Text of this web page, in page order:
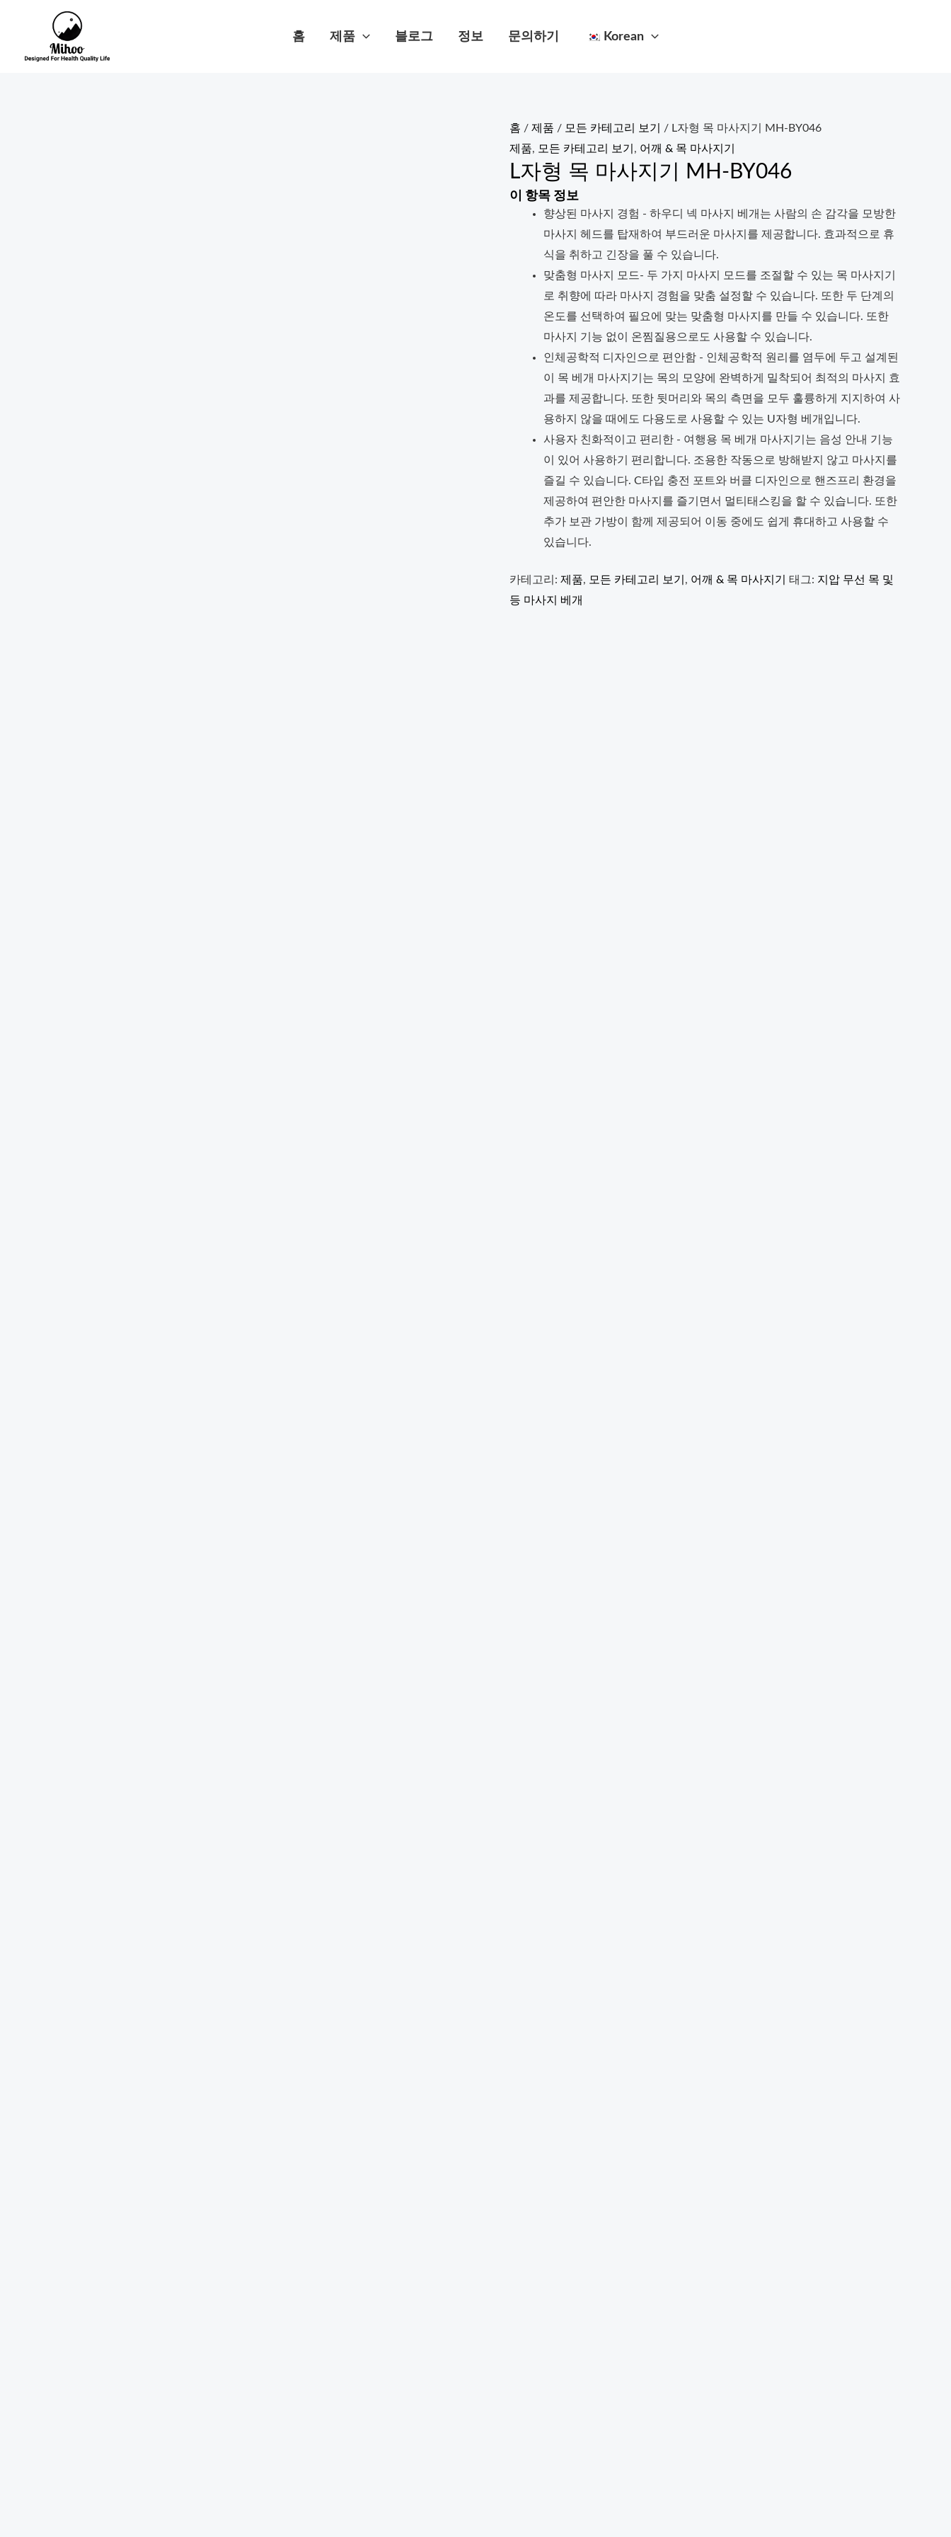
홈 제품 블로그 정보 문의하기 Korean
홈 / 제품 / 모든 카테고리 보기
/ L자형 목 마사지기 MH-BY046
제품, 모든 카테고리 보기 , 어깨 & 목 마사지기
L자형 목 마사지기 MH-BY046
이 항목 정보
향상된 마사지 경험 - 하우디 넥 마사지 베개는 사람의 손 감각을 모방한
마사지 헤드를 탑재하여 부드러운 마사지를 제공합니다. 효과적으로 휴
식을 취하고 긴장을 풀 수 있습니다.
맞춤형 마사지 모드- 두 가지 마사지 모드를 조절할 수 있는 목 마사지기
로 취향에 따라 마사지 경험을 맞춤 설정할 수 있습니다. 또한 두 단계의
온도를 선택하여 필요에 맞는 맞춤형 마사지를 만들 수 있습니다. 또한
마사지 기능 없이 온찜질용으로도 사용할 수 있습니다.
인체공학적 디자인으로 편안함 - 인체공학적 원리를 염두에 두고 설계된
이 목 베개 마사지기는 목의 모양에 완벽하게 밀착되어 최적의 마사지 효
과를 제공합니다. 또한 뒷머리와 목의 측면을 모두 훌륭하게 지지하여 사
용하지 않을 때에도 다용도로 사용할 수 있는 U자형 베개입니다.
사용자 친화적이고 편리한 - 여행용 목 베개 마사지기는 음성 안내 기능
이 있어 사용하기 편리합니다. 조용한 작동으로 방해받지 않고 마사지를
즐길 수 있습니다. C타입 충전 포트와 버클 디자인으로 핸즈프리 환경을
제공하여 편안한 마사지를 즐기면서 멀티태스킹을 할 수 있습니다. 또한
추가 보관 가방이 함께 제공되어 이동 중에도 쉽게 휴대하고 사용할 수
있습니다.
카테고리: 제품, 모든 카테고리 보기 , 어깨 & 목 마사지기 태그: 지압 무선 목 및
등 마사지 베개